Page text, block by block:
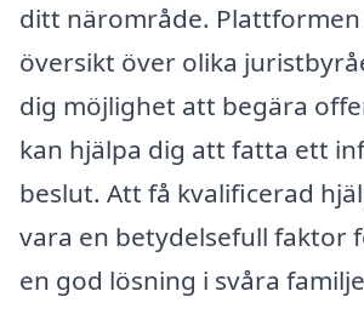
ditt närområde.
översikt över olika
dig möjlighet att begära
kan hjälpa dig att fatta ett
beslut. Att få kvalificerad
vara en betydelsefull faktor
en god lösning i svåra